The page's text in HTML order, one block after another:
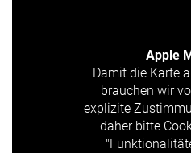
Apple
Damit die Karte
brauchen wir
explizite
daher bitte